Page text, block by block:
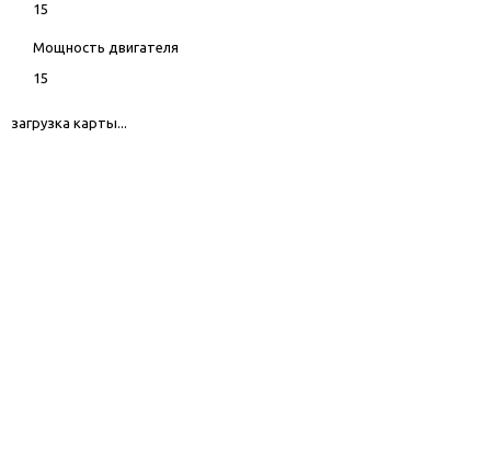
15
Мощность двигателя
15
загрузка карты...